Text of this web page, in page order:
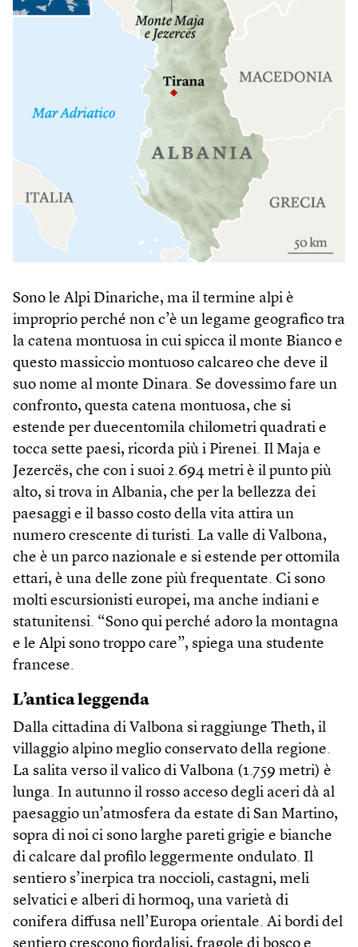
Sono le Alpi Dinariche, ma il termine alpi è
improprio perché non c’è un legame geografico tra
la catena montuosa in cui spicca il monte Bianco e
questo massiccio montuoso calcareo che deve il
suo nome al monte Dinara. Se dovessimo fare un
confronto, questa catena montuosa, che si
estende per duecentomila chilometri quadrati e
tocca sette paesi, ricorda più i Pirenei. Il Maja e
Jezercës, che con i suoi 2.694 metri è il punto più
alto, si trova in Albania, che per la bellezza dei
paesaggi e il basso costo della vita attira un
numero crescente di turisti. La valle di Valbona,
che è un parco nazionale e si estende per ottomila
ettari, è una delle zone più frequentate. Ci sono
molti escursionisti europei, ma anche indiani e
statunitensi. “Sono qui perché adoro la montagna
e le Alpi sono troppo care”, spiega una studente
francese.
L’antica leggenda
Dalla cittadina di Valbona si raggiunge Theth, il
villaggio alpino meglio conservato della regione.
La salita verso il valico di Valbona (1.759 metri) è
lunga. In autunno il rosso acceso degli aceri dà al
paesaggio un’atmosfera da estate di San Martino,
sopra di noi ci sono larghe pareti grigie e bianche
di calcare dal profilo leggermente ondulato. Il
sentiero s’inerpica tra noccioli, castagni, meli
selvatici e alberi di hormoq, una varietà di
conifera diffusa nell’Europa orientale. Ai bordi del
sentiero crescono fiordalisi, fragole di bosco e